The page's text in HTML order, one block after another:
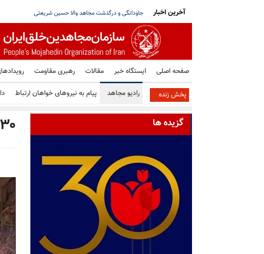
شورای ملی مقاومت ایران - مسئول شورا - تبریک ۳۰ تیر در صد و بیستمین آخرین اخبار
صفحه اصلی ایستگاه خبر مقالات رهبری مقاومت
پخش زنده رادیو مجاهد پیام به نیروهای خواهان ارتباط
۳۰ خرداد در چشم‌انداز قیامهای شش‌گانه گزیده ها